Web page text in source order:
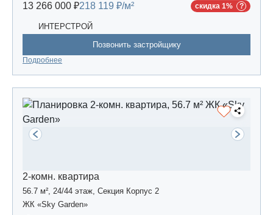
13 266 000 ₽218 119 ₽/м² скидка 1%
ИНТЕРСТРОЙ
Позвонить застройщику
Подробнее
2-комн. квартира
56.7 м², 24/44 этаж, Секция Корпус 2
ЖК «Sky Garden»